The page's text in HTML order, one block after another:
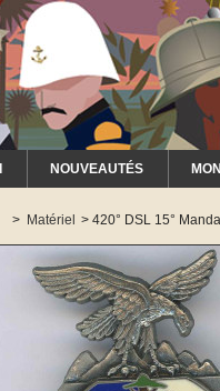
NOUVEAUTÉS
> Matériel > 420° DSL 15°